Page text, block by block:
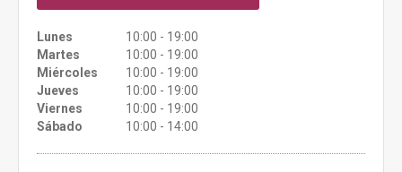
Lunes
10:00 - 19:00
Martes
10:00 - 19:00
Miércoles
10:00 - 19:00
Jueves
10:00 - 19:00
Viernes
10:00 - 19:00
Sábado
10:00 - 14:00